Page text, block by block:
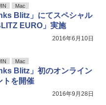
Mac
Blitz」にてスペシャル
EURO」実施
2016年6月10日
Mac
Blitz」初のオンライン
トを開催
2016年9月28日